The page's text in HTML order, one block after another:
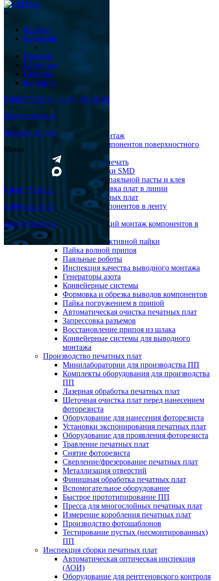
+
Каталог
Компания
Новости
Партнеры
Проекты
Контакты
8 800 775 83 26, 8 499 322 20 25
info@smttech.ru
Заказать звонок
Меню
8 800 775 83 26
8 499 322 20 25
info@smttech.ru
Поверхностный монтаж
Установка компонентов поверхностного
Трафаретная печать
Печи для пайки SMD
Дозирование паяльной пасты и клея
Транспортировка плат в линии
Ремонт печатных плат
Упаковка компонентов в ленту
Выводной монтаж
Автоматический монтаж компонентов в
Системы селективной пайки
Пайка волной припоя
Паяльные роботы
Инспекция качества выводного монтажа
Генераторы азота
Конвейерные системы
Формовка и обрезка выводов компонентов
Пайка погружением в припой
Автоматическая очистка печатных плат
Запрессовка разъемов
Восстановление припоя из шлака
Конвейерные системы для выводного
монтажа
Производство печатных плат
Минилаборатории для производства ПП
Комплекты оборудования для производства
ПП
Лазерная обработка печатных плат
Щеточная очистка плат перед нанесением
фоторезиста
Оборудование для нанесения фоторезиста
Установки экспонирования печатных плат
Оборудование для проявления фоторезиста
Травление печатных плат
Снятие фоторезиста
Сверление/фрезерование печатных плат
Металлизация отверстий
Финишная обработка печатных плат
Вспомогательное оборудование
Быстрое прототипирование ПП
Пресса для многослойных печатных плат
Измерение коробления печатных плат
Производство фотошаблонов
Тестирование пустых (несмонтированных)
ПП
Инспекция сборки печатных плат
Автоматическая оптическая инспекция
(АОИ)
Оборудование для рентгеновского контроля